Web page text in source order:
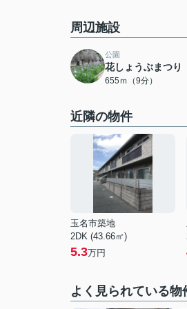
周辺施設
公園
花しょうぶまつり
655ｍ（9分）
近隣の物件
玉名市築地
2DK (43.66㎡)
5.3万円
よく見られている物